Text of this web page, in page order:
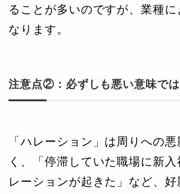
ることが多いのですが、業種
なります。
注意点②：必ずしも悪い意味で
「ハレーション」は周りへの
く、「停滞していた職場に新
レーションが起きた」など、好